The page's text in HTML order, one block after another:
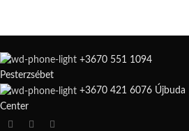
+3670 551 1094
Pesterzsébet
+3670 421 6076 Újbuda
Center